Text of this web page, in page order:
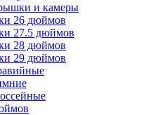
и камеры
26 дюймов
27.5 дюймов
28 дюймов
29 дюймов